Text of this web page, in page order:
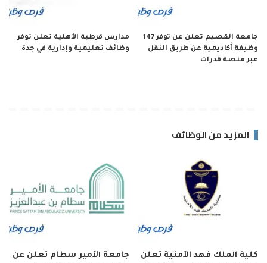
جامعة القصيم تعلن عن توفر 147
وظيفة أكاديمية عن طريق النقل
عبر منصة قدرات
مدارس قرطبة الأهلية تعلن توفر
وظائف تعليمية وإدارية في جدة
المزيد من الوظائف
كلية الملك فهد الأمنية تعلن
جامعة الأمير سطام تعلن عن